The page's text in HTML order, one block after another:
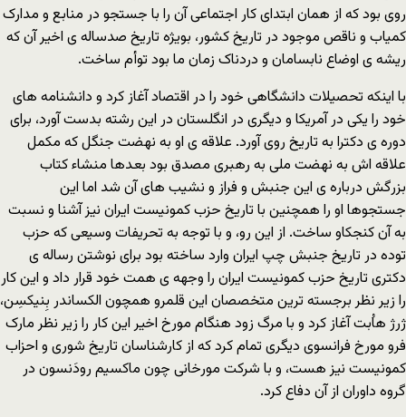
روی بود که از همان ابتدای کار اجتماعی آن را با جستجو در منابع و مدارک
کمیاب و ناقص موجود در تاریخ کشور، بویژه تاریخ صدساله ی اخیر آن که
ریشه ی اوضاع نابسامان و دردناک زمان ما بود توأم ساخت.
با اینکه تحصیلات دانشگاهی خود را در اقتصاد آغاز کرد و دانشنامه های
خود را یکی در آمریکا و دیگری در انگلستان در این رشته بدست آورد، برای
دوره ی دکترا به تاریخ روی آورد. علاقه ی او به نهضت جنگل که مکمل
علاقه اش به نهضت ملی به رهبری مصدق بود بعدها منشاء کتاب
بزرگش درباره ی این جنبش و فراز و نشیب های آن شد اما این
جستجوها او را همچنین با تاریخ حزب کمونیست ایران نیز آشنا و نسبت
به آن کنجکاو ساخت. از این رو، و با توجه به تحریفات وسیعی که حزب
توده در تاریخ جنبش چپ ایران وارد ساخته بود برای نوشتن رساله ی
دکتری تاریخ حزب کمونیست ایران را وجهه ی همت خود قرار داد و این کار
را زیر نظر برجسته ترین متخصصان این قلمرو همچون الکساندر بِنیکسِن،
ژرژ هاُبت آغاز کرد و با مرگ زود هنگام مورخ اخیر این کار را زیر نظر مارک
فرو مورخ فرانسوی دیگری تمام کرد که از کارشناسان تاریخ شوری و احزاب
کمونیست نیز هست، و با شرکت مورخانی چون ماکسیم رودَنسون در
گروه داوران از آن دفاع کرد.